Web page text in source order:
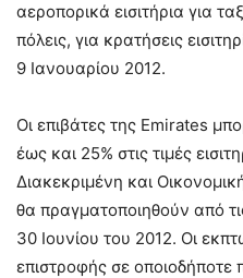
αεροπορικά εισιτήρια για
πόλεις, για κρατήσεις
9 Ιανουαρίου 2012.
Οι επιβάτες της Emirates
έως και 25% στις τιμές
Διακεκριμένη και
θα πραγματοποιηθούν από
30 Ιουνίου του 2012. Οι
επιστροφής σε οποιοδήποτε